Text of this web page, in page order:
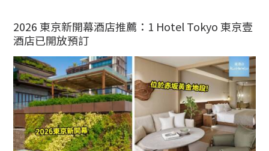
2026 東京新開幕酒店推薦：1 Hotel Tokyo 東京壹
酒店已開放預訂